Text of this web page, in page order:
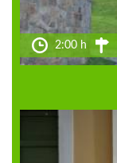
2:00 h